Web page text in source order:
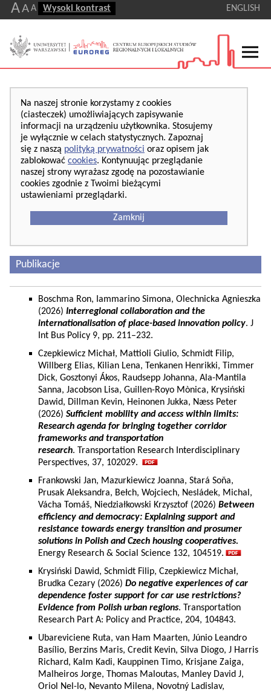
AA A Wysoki kontrast ENGLISH
Na naszej stronie korzystamy z cookies
(ciasteczek) umożliwiających zapisywanie
informacji na urządzeniu użytkownika. Stosujemy
je wyłącznie w celach statystycznych. Zapoznaj
się z naszą polityką prywatności oraz opisem jak
zablokować cookies. Kontynuując przeglądanie
naszej strony wyrażasz zgodę na pozostawianie
cookies zgodnie z Twoimi bieżącymi
ustawieniami przeglądarki.
Zamknij
Publikacje
Boschma Ron, Iammarino Simona, Olechnicka Agnieszka
(2026) Interregional collaboration and the
internationalisation of place-based innovation policy. J
Int Bus Policy 9, pp. 211–232.
Czepkiewicz Michał, Mattioli Giulio, Schmidt Filip,
Willberg Elias, Kilian Lena, Tenkanen Henrikki, Timmer
Dick, Gosztonyi Ákos, Raudsepp Johanna, Ala-Mantila
Sanna, Jacobson Lisa, Guillen-Royo Mònica, Krysiński
Dawid, Dillman Kevin, Heinonen Jukka, Næss Peter
(2026) Sufficient mobility and access within limits:
Research agenda for bringing together corridor
frameworks and transportation
research. Transportation Research Interdisciplinary
Perspectives, 37, 102029.
Frankowski Jan, Mazurkiewicz Joanna, Stará Soňa,
Prusak Aleksandra, Bełch, Wojciech, Nesládek, Michal,
Vácha Tomáš, Niedziałkowski Krzysztof (2026) Between
efficiency and democracy: Explaining support and
resistance towards energy transition and prosumer
solutions in Polish and Czech housing cooperatives.
Energy Research & Social Science 132, 104519.
Krysiński Dawid, Schmidt Filip, Czepkiewicz Michał,
Brudka Cezary (2026) Do negative experiences of car
dependence foster support for car use restrictions?
Evidence from Polish urban regions. Transportation
Research Part A: Policy and Practice, 204, 104843.
Ubareviciene Ruta, van Ham Maarten, Júnio Leandro
Basílio, Berzins Maris, Credit Kevin, Silva Diogo, J Harris
Richard, Kalm Kadi, Kauppinen Timo, Krisjane Zaiga,
Malheiros Jorge, Thomas Maloutas, Manley David J,
Oriol Nel-lo, Nevanto Milena, Novotný Ladislav,